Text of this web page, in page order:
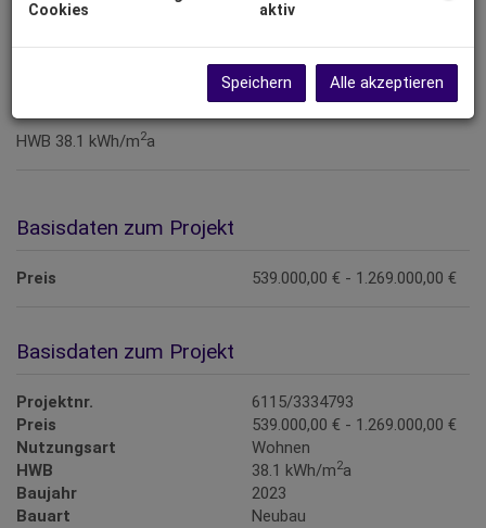
HWB 38.1 kWh/m2a
Basisdaten zum Projekt
Preis 539.000,00 € - 1.269.000,00 €
Basisdaten zum Projekt
Projektnr.
6115/3334793
Preis
539.000,00 € - 1.269.000,00 €
Nutzungsart
Wohnen
HWB
38.1 kWh/m2a
Baujahr
2023
Bauart
Neubau
Cookies
aktiv
Speichern Alle akzeptieren